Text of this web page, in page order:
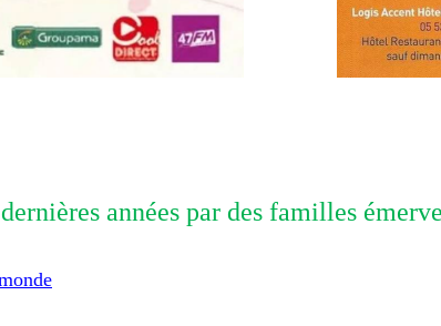
années par des familles